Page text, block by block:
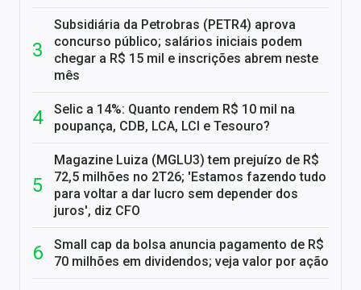
Subsidiária da Petrobras (PETR4) aprova
concurso público; salários iniciais podem
chegar a R$ 15 mil e inscrições abrem neste
mês
Selic a 14%: Quanto rendem R$ 10 mil na
poupança, CDB, LCA, LCI e Tesouro?
Magazine Luiza (MGLU3) tem prejuízo de R$
72,5 milhões no 2T26; 'Estamos fazendo tudo
para voltar a dar lucro sem depender dos
juros', diz CFO
Small cap da bolsa anuncia pagamento de R$
70 milhões em dividendos; veja valor por ação